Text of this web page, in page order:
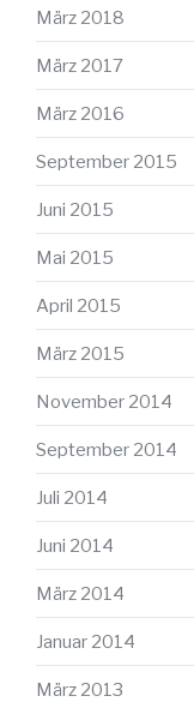
März 2018
März 2017
März 2016
September 2015
Juni 2015
Mai 2015
April 2015
März 2015
November 2014
September 2014
Juli 2014
Juni 2014
März 2014
Januar 2014
März 2013